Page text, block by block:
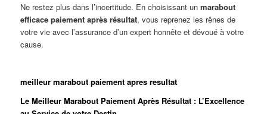
Ne restez plus dans l’incertitude. En choisissant unmarabout
efficace paiement après résultat, vous reprenez les rênes de
votre vie avec l’assurance d’un expert honnête et dévoué à votre
cause.
meilleur marabout paiement apres resultat
Le Meilleur Marabout Paiement Après Résultat : L’Excellence